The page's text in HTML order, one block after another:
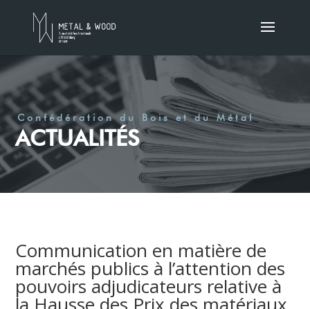
Confédération du Bois et du Métal
ACTUALITÉS
Communication en matière de
marchés publics à l’attention des
pouvoirs adjudicateurs relative à